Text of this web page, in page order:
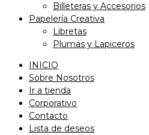
Billeteras y Accesorios
Papelería Creativa
Libretas
Plumas y Lapiceros
INICIO
Sobre Nosotros
Ir a tienda
Corporativo
Contacto
Lista de deseos